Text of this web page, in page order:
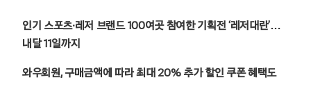
인기 스포츠∙레저 브랜드 100여곳 참여한 기획전 ‘레저대란’…
내달 11일까지
와우회원, 구매금액에 따라 최대 20% 추가 할인 쿠폰 혜택도